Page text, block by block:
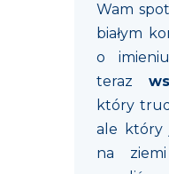
Wam
białym
o
teraz
który
ale który
na